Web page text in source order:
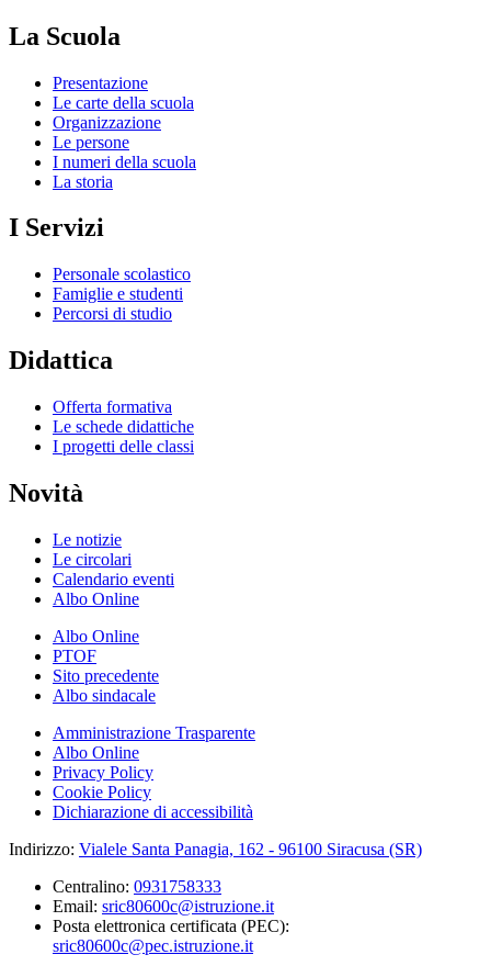
La Scuola
Presentazione
Le carte della scuola
Organizzazione
Le persone
I numeri della scuola
La storia
I Servizi
Personale scolastico
Famiglie e studenti
Percorsi di studio
Didattica
Offerta formativa
Le schede didattiche
I progetti delle classi
Novità
Le notizie
Le circolari
Calendario eventi
Albo Online
Albo Online
PTOF
Sito precedente
Albo sindacale
Amministrazione Trasparente
Albo Online
Privacy Policy
Cookie Policy
Dichiarazione di accessibilità
Indirizzo: Vialele Santa Panagia, 162 - 96100 Siracusa (SR)
Centralino: 0931758333
Email: sric80600c@istruzione.it
Posta elettronica certificata (PEC):
sric80600c@pec.istruzione.it